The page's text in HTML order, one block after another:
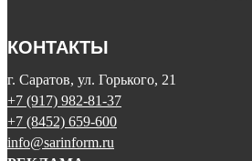
КОНТАКТЫ
г. Саратов, ул. Горького, 21
+7 (917) 982-81-37
+7 (8452) 659-600
info@sarinform.ru